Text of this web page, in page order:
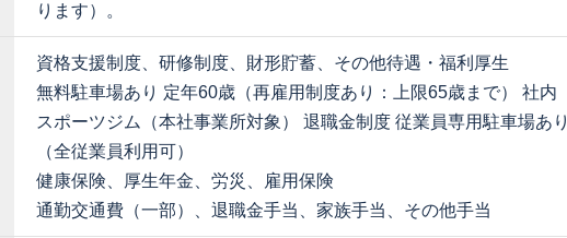
ります）。
資格支援制度、研修制度、財形貯蓄、その他待遇・福利厚生
無料駐車場あり 定年60歳（再雇用制度あり：上限65歳まで） 社内
スポーツジム（本社事業所対象） 退職金制度 従業員専用駐車場あり
（全従業員利用可）
健康保険、厚生年金、労災、雇用保険
通勤交通費（一部）、退職金手当、家族手当、その他手当